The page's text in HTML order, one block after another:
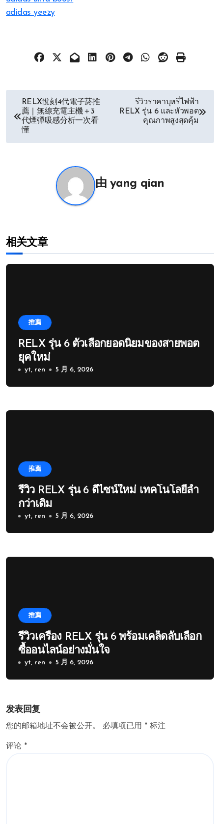
adidas yeezy
章
导
RELX悅刻4代電子菸推
薦｜無線充電主機＋3
代煙彈吸感分析一次看
懂
รีวิวราคาบุหรี่ไฟฟ้า
RELX รุ่น 6 และหัวพอต
คุณภาพสูงสุดคุ้ม
由yang qian
相关文章
推薦
RELX รุ่น 6 ตัวเลือกยอดนิยมของสายพอต
ยุคใหม่
yt, ren 5 月 6, 2026
推薦
รีวิว RELX รุ่น 6 ดีไซน์ใหม่ เทคโนโลยีล้ำ
กว่าเดิม
yt, ren 5 月 6, 2026
推薦
รีวิวเครื่อง RELX รุ่น 6 พร้อมเคล็ดลับเลือก
ซื้ออนไลน์อย่างมั่นใจ
yt, ren 5 月 6, 2026
发表回复
您的邮箱地址不会被公开。 必填项已用 * 标注
评论 *